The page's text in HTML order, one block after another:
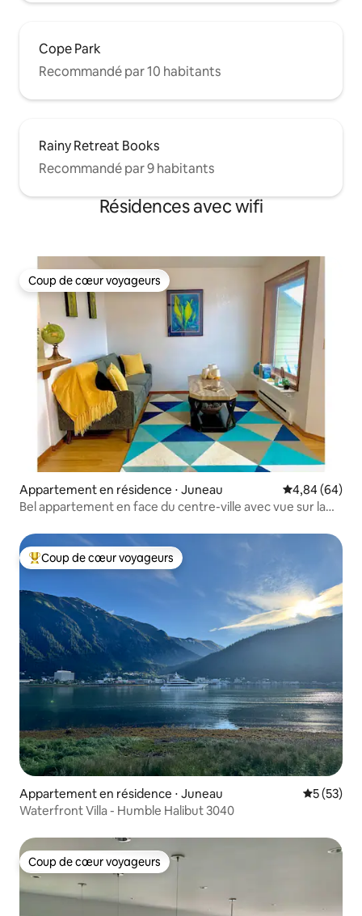
Cope Park
Recommandé par 10 habitants
Rainy Retreat Books
Recommandé par 9 habitants
Résidences avec wifi
Coup de cœur voyageurs
Coup de cœur voyageurs
Appartement en résidence ⋅ Juneau Évaluation
4,84 (64)
Bel appartement en face du centre-ville avec vue sur la
Coups de cœur voyageurs les plus appréciés
Coup de cœur voyageurs
Appartement en résidence ⋅ Juneau
5 (53)
Waterfront Villa - Humble Halibut 3040
Coup de cœur voyageurs
Coup de cœur voyageurs